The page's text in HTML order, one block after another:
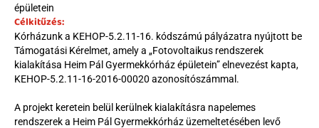
épületein
Célkitűzés:
Kórházunk a KEHOP-5.2.11-16. kódszámú pályázatra nyújtott be
Támogatási Kérelmet, amely a „Fotovoltaikus rendszerek
kialakítása Heim Pál Gyermekkórház épületein” elnevezést kapta,
KEHOP-5.2.11-16-2016-00020 azonosítószámmal.
A projekt keretein belül kerülnek kialakításra napelemes
rendszerek a Heim Pál Gyermekkórház üzemeltetésében levő